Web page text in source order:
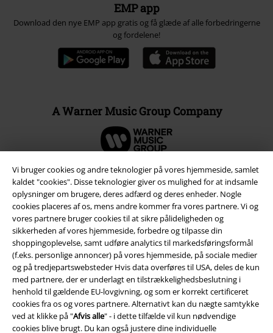
Vi bruger cookies og andre teknologier på vores hjemmeside, samlet
kaldet "cookies". Disse teknologier giver os mulighed for at indsamle
oplysninger om brugere, deres adfærd og deres enheder. Nogle
cookies placeres af os, mens andre kommer fra vores partnere. Vi og
vores partnere bruger cookies til at sikre pålideligheden og
sikkerheden af ​​vores hjemmeside, forbedre og tilpasse din
shoppingoplevelse, samt udføre analytics til markedsføringsformål
(f.eks. personlige annoncer) på vores hjemmeside, på sociale medier
og på tredjepartswebsteder Hvis data overføres til USA, deles de kun
med partnere, der er underlagt en tilstrækkelighedsbeslutning i
henhold til gældende EU-lovgivning, og som er korrekt certificeret
cookies fra os og vores partnere. Alternativt kan du nægte samtykke
ved at klikke på "Afvis alle" - i dette tilfælde vil kun nødvendige
cookies blive brugt. Du kan også justere dine individuelle
EMP app
Download den nye EMP app gratis og få glæde af alle forbedringerne
og fordelene!
A Warner Music Group Company
Juridisk
Salgs-, medlems- & leveringsbetingelser